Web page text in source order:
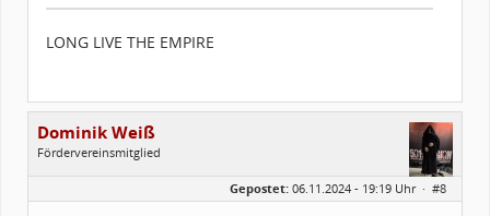
LONG LIVE THE EMPIRE
Dominik Weiß
Fördervereinsmitglied
Beiträge:
142
Gepostet: 06.11.2024 - 19:19 Uhr · #8